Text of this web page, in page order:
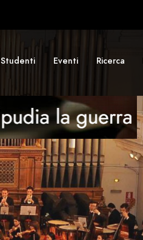
Studenti Eventi Ricerca